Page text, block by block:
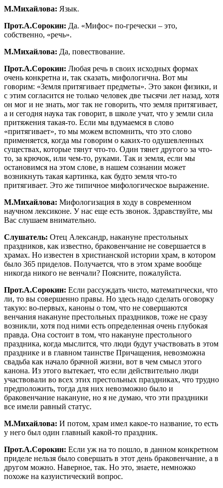
М.Михайлова: Язык.
Прот.А.Сорокин: Да. «Мифос» по-гречески – это,
собственно, «речь».
М.Михайлова: Да, повествование.
Прот.А.Сорокин: Любая речь в своих исходных формах
очень конкретна и, так сказать, мифологична. Вот мы
говорим: «Земля притягивает предметы». Это закон физики, и
с этим согласится не только человек две тысячи лет назад, хотя
он мог и не знать, мог так не говорить, что земля притягивает,
а и сегодня наука так говорит, в школе учат, что у земли сила
притяжения такая-то. Если мы вдумаемся в слово
«притягивает», то мы можем вспомнить, что это слово
применяется, когда мы говорим о каких-то одушевленных
существах, которые тянут что-то. Один тянет другого за что-
то, за крючок, или чем-то, руками. Так и земля, если мы
остановимся на этом слове, в нашем сознании может
возникнуть такая картинка, как будто земля что-то
притягивает. Это же типичное мифологическое выражение.
М.Михайлова: Мифологизация в ходу в современном
научном лексиконе. У нас еще есть звонок. Здравствуйте, мы
Вас слушаем внимательно.
Слушатель: Отец Александр, накануне престольных
праздников, как известно, браковенчание не совершается в
храмах. Но известен в христианской истории храм, в котором
было 365 приделов. Получается, что в этом храме вообще
никогда никого не венчали? Поясните, пожалуйста.
Прот.А.Сорокин: Если рассуждать чисто, математически, что
ли, то вы совершенно правы. Но здесь надо сделать оговорку
такую: во-первых, каноны о том, что не совершаются
венчания накануне престольных праздников, тоже не сразу
возникли, хотя под ними есть определенная очень глубокая
правда. Она состоит в том, что накануне престольного
праздника, когда мыслится, что люди будут участвовать в этом
празднике и в главном таинстве Причащения, невозможна
свадьба как начало брачной жизни, вот в чем смысл этого
канона. Из этого вытекает, что если действительно люди
участвовали во всех этих престольных праздниках, что трудно
предположить, тогда для них невозможно было и
браковенчание накануне, но я не думаю, что эти праздники
все имели равный статус.
М.Михайлова: И потом, храм имел какое-то название, то есть
у него был один главный какой-то праздник.
Прот.А.Сорокин: Если уж на то пошло, в данном конкретном
приделе нельзя было совершать в этот день браковенчание, а в
другом можно. Наверное, так. Но это, знаете, немножко
похоже на казуистический вопрос.